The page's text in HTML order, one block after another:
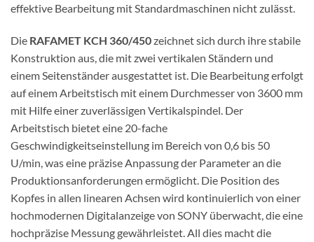
effektive Bearbeitung mit Standardmaschinen nicht zulässt.
Die RAFAMET KCH 360/450zeichnet sich durch ihre stabile
Konstruktion aus, die mit zwei vertikalen Ständern und
einem Seitenständer ausgestattet ist. Die Bearbeitung erfolgt
auf einem Arbeitstisch mit einem Durchmesser von 3600 mm
mit Hilfe einer zuverlässigen Vertikalspindel. Der
Arbeitstisch bietet eine 20-fache
Geschwindigkeitseinstellung im Bereich von 0,6 bis 50
U/min, was eine präzise Anpassung der Parameter an die
Produktionsanforderungen ermöglicht. Die Position des
Kopfes in allen linearen Achsen wird kontinuierlich von einer
hochmodernen Digitalanzeige von SONY überwacht, die eine
hochpräzise Messung gewährleistet. All dies macht die